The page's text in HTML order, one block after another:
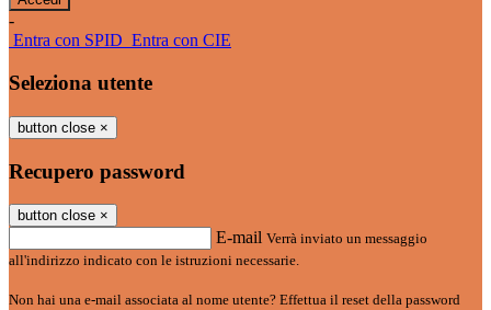
-
Entra con SPID Entra con CIE
Seleziona utente
button close ×
Recupero password
button close ×
E-mail Verrà inviato un messaggio
all'indirizzo indicato con le istruzioni necessarie.
Non hai una e-mail associata al nome utente? Effettua il reset della password